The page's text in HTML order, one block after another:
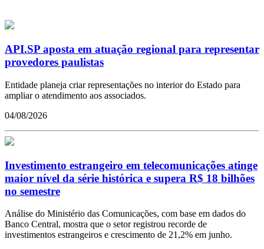
API.SP aposta em atuação regional para representar
provedores paulistas
Entidade planeja criar representações no interior do Estado para
ampliar o atendimento aos associados.
04/08/2026
Investimento estrangeiro em telecomunicações atinge
maior nível da série histórica e supera R$ 18 bilhões
no semestre
Análise do Ministério das Comunicações, com base em dados do
Banco Central, mostra que o setor registrou recorde de
investimentos estrangeiros e crescimento de 21,2% em junho.